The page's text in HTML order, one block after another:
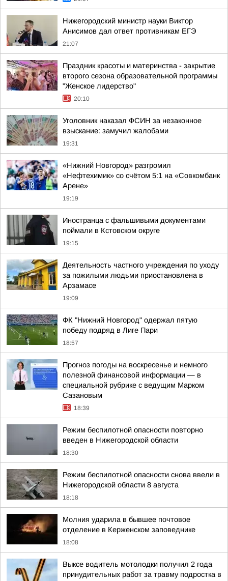
Нижегородский министр науки Виктор
Анисимов дал ответ противникам ЕГЭ
21:07
Праздник красоты и материнства - закрытие
второго сезона образовательной программы
"Женское лидерство"
20:10
Уголовник наказал ФСИН за незаконное
взыскание: замучил жалобами
19:31
«Нижний Новгород» разгромил
«Нефтехимик» со счётом 5:1 на «Совкомбанк
Арене»
19:19
Иностранца с фальшивыми документами
поймали в Кстовском округе
19:15
Деятельность частного учреждения по уходу
за пожилыми людьми приостановлена в
Арзамасе
19:09
ФК "Нижний Новгород" одержал пятую
победу подряд в Лиге Пари
18:57
Прогноз погоды на воскресенье и немного
полезной финансовой информации — в
специальной рубрике с ведущим Марком
Сазановым
18:39
Режим беспилотной опасности повторно
введен в Нижегородской области
18:30
Режим беспилотной опасности снова ввели в
Нижегородской области 8 августа
18:18
Молния ударила в бывшее почтовое
отделение в Керженском заповеднике
18:08
Выксе водитель мотолодки получил 2 года
принудительных работ за травму подростка в